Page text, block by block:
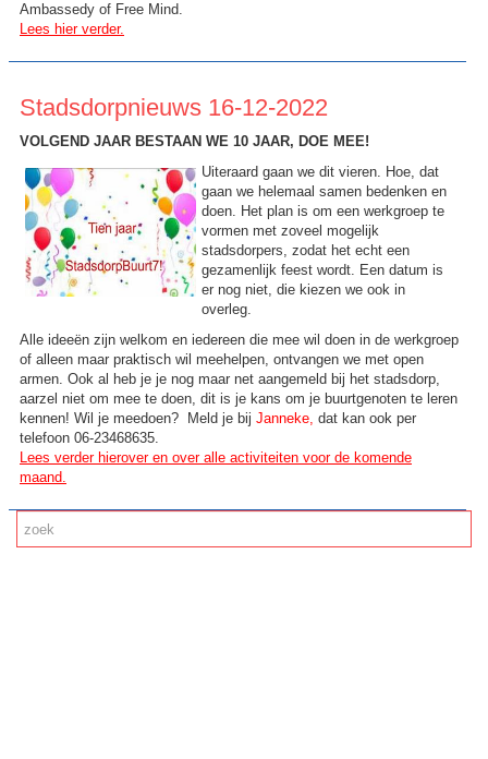
Ambassedy of Free Mind.
Lees hier verder.
Stadsdorpnieuws 16-12-2022
VOLGEND JAAR BESTAAN WE 10 JAAR, DOE MEE!
Uiteraard gaan we dit vieren. Hoe, dat
gaan we helemaal samen bedenken en
doen. Het plan is om een werkgroep te
vormen met zoveel mogelijk
stadsdorpers, zodat het echt een
gezamenlijk feest wordt. Een datum is
er nog niet, die kiezen we ook in
overleg.
Alle ideeën zijn welkom en iedereen die mee wil doen in de werkgroep
of alleen maar praktisch wil meehelpen, ontvangen we met open
armen. Ook al heb je je nog maar net aangemeld bij het stadsdorp,
aarzel niet om mee te doen, dit is je kans om je buurtgenoten te leren
kennen! Wil je meedoen? Meld je bij Janneke, dat kan ook per
telefoon 06-23468635.
Lees verder hierover en over alle activiteiten voor de komende
maand.